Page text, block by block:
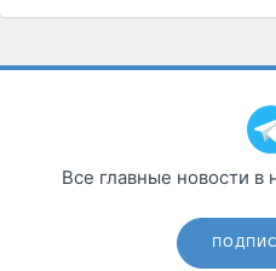
Все главные новости в